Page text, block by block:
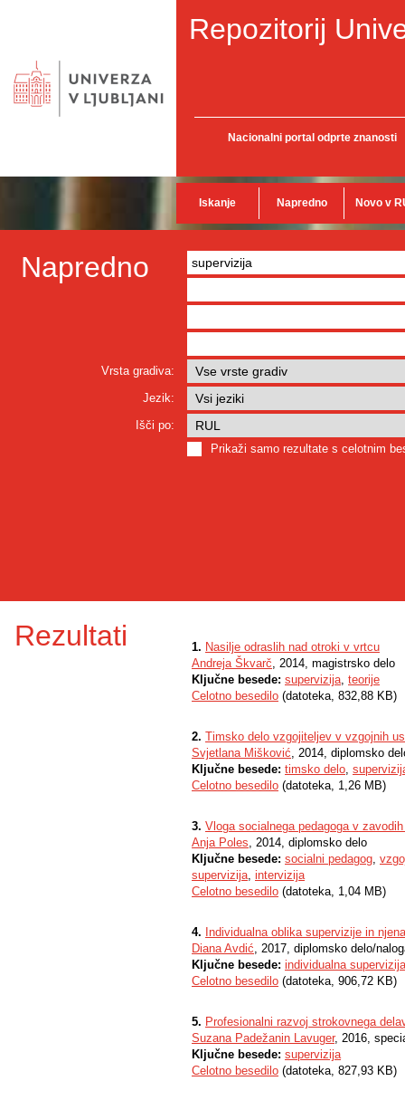
Repozitorij
Nacionalni portal odprte znanosti
Iskanje Napredno Novo v
Napredno
Vrsta gradiva:
Jezik:
Išči po:
Prikaži samo rezultate s celotnim
Rezultati 1. Nasilje odraslih nad otroki v vrtcu
Andreja Škvarč, 2014, magistrsko delo
Ključne besede: supervizija, teorije
Celotno besedilo (datoteka, 832,88 KB)
2. Timsko delo vzgojiteljev v vzgojnih
Svjetlana Mišković, 2014, diplomsko
Ključne besede: timsko delo,
Celotno besedilo (datoteka, 1,26 MB)
3. Vloga socialnega pedagoga v
Anja Poles, 2014, diplomsko delo
Ključne besede: socialni pedagog,
supervizija, intervizija
Celotno besedilo (datoteka, 1,04 MB)
4. Individualna oblika supervizije in
Diana Avdić, 2017, diplomsko delo/
Ključne besede: individualna supervizija
Celotno besedilo (datoteka, 906,72 KB)
5. Profesionalni razvoj strokovnega
Suzana Padežanin Lavuger, 2016,
Ključne besede: supervizija
Celotno besedilo (datoteka, 827,93 KB)